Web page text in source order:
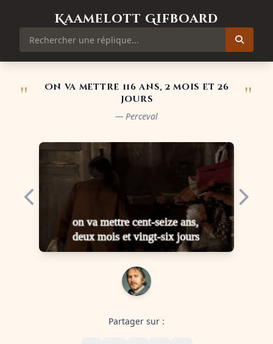
Kaamelott Gifboard
"
On va mettre 116 ans, 2 mois et 26
jours
"
— Perceval
Partager sur :